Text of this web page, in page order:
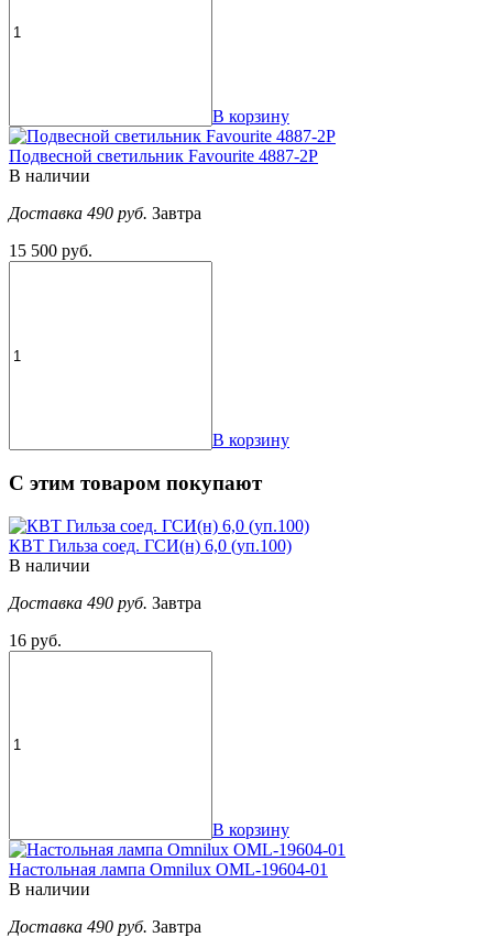
В корзину
Подвесной светильник Favourite 4887-2P
В наличии
Доставка 490 руб. Завтра
15 500 руб.
В корзину
С этим товаром покупают
КВТ Гильза соед. ГСИ(н) 6,0 (уп.100)
В наличии
Доставка 490 руб. Завтра
16 руб.
В корзину
Настольная лампа Omnilux OML-19604-01
В наличии
Доставка 490 руб. Завтра